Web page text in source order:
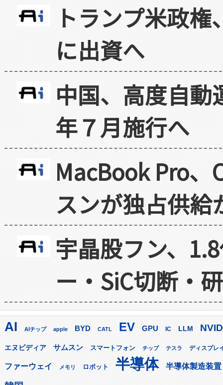
トランプ米政
に出資へ
中国、高度自
年７月施行へ
MacBook Pro
スンが独占供給
宇晶股フン、
ー・SiC切断・
AI AIチップ apple BYD CATL EV GPU IC LLM
エヌビディア サムスン スマートフォン チップ テスラ ディスプレ
ファーウェイ メモリ ロボット 半導体 半導体製造装置